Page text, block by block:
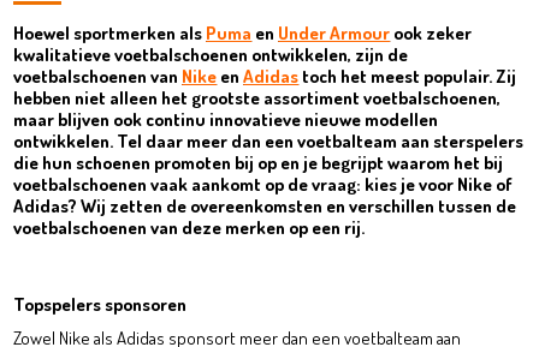
Hoewel sportmerken als Puma en Under Armour ook zeker
kwalitatieve voetbalschoenen ontwikkelen, zijn de
voetbalschoenen van Nike enAdidas toch het meest populair. Zij
hebben niet alleen het grootste assortiment voetbalschoenen,
maar blijven ook continu innovatieve nieuwe modellen
ontwikkelen. Tel daar meer dan een voetbalteam aan sterspelers
die hun schoenen promoten bij op en je begrijpt waarom het bij
voetbalschoenen vaak aankomt op de vraag: kies je voor Nike of
Adidas? Wij zetten de overeenkomsten en verschillen tussen de
voetbalschoenen van deze merken op een rij.
Topspelers sponsoren
Zowel Nike als Adidas sponsort meer dan een voetbalteam aan